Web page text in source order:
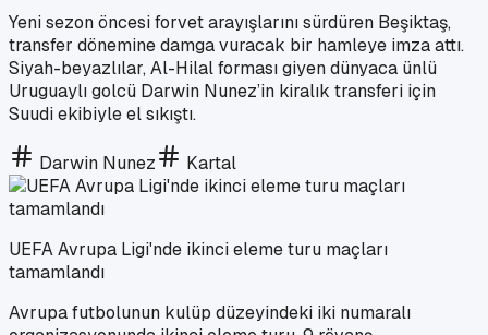
Yeni sezon öncesi forvet arayışlarını sürdüren Beşiktaş,
transfer dönemine damga vuracak bir hamleye imza attı.
Siyah-beyazlılar, Al-Hilal forması giyen dünyaca ünlü
Uruguaylı golcü Darwin Nunez’in kiralık transferi için
Suudi ekibiyle el sıkıştı.
Darwin Nunez Kartal
UEFA Avrupa Ligi'nde ikinci eleme turu maçları
tamamlandı
Avrupa futbolunun kulüp düzeyindeki iki numaralı